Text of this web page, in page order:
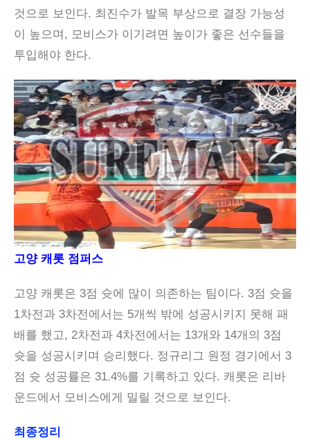
것으로 보인다. 최진수가 발목 부상으로 결장 가능성
이 높으며, 모비스가 이기려면 높이가 좋은 선수들을
투입해야 한다.
고양 캐롯 점퍼스
고양 캐롯은 3점 슛에 많이 의존하는 팀이다. 3점 슛을
1차전과 3차전에서는 5개씩 밖에 성공시키지 못해 패
배를 했고, 2차전과 4차전에서는 13개와 14개의 3점
슛을 성공시키며 승리했다. 정규리그 원정 경기에서 3
점 슛 성공률은 31.4%를 기록하고 있다. 캐롯은 리바
운드에서 모비스에게 밀릴 것으로 보인다.
최종정리